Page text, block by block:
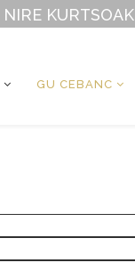
NIRE KURTSOAK
GU CEBANC